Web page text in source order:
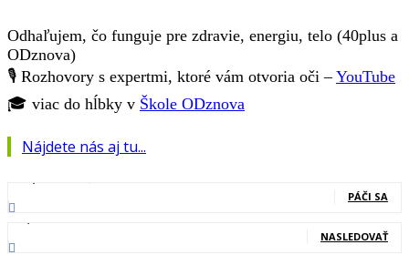
Odhaľujem, čo funguje pre zdravie, energiu, telo (40plus a
ODznova)
🎙️ Rozhovory s expertmi, ktoré vám otvoria oči –YouTube
🎓 viac do hĺbky v Škole ODznova
Nájdete nás aj tu...
PÁČI SA
NASLEDOVAŤ